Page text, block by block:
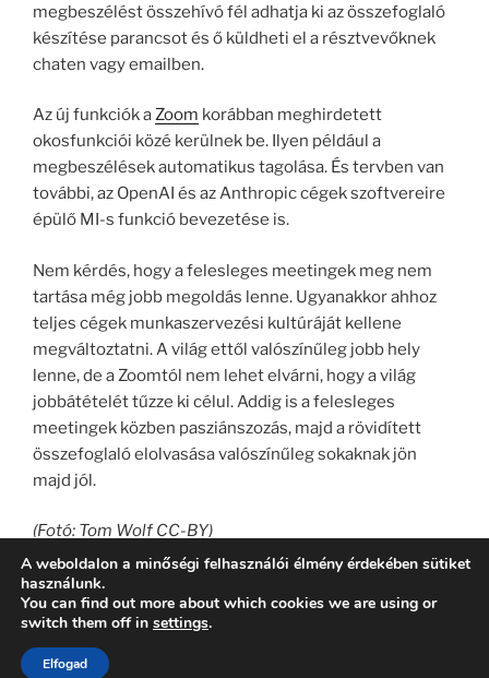
megbeszélést összehívó fél adhatja ki az összefoglaló
készítése parancsot és ő küldheti el a résztvevőknek
chaten vagy emailben.
Az új funkciók aZoom korábban meghirdetett
okosfunkciói közé kerülnek be. Ilyen például a
megbeszélések automatikus tagolása. És tervben van
további, az OpenAI és az Anthropic cégek szoftvereire
épülő MI-s funkció bevezetése is.
Nem kérdés, hogy a felesleges meetingek meg nem
tartása még jobb megoldás lenne. Ugyanakkor ahhoz
teljes cégek munkaszervezési kultúráját kellene
megváltoztatni. A világ ettől valószínűleg jobb hely
lenne, de a Zoomtól nem lehet elvárni, hogy a világ
jobbátételét tűzze ki célul. Addig is a felesleges
meetingek közben pasziánszozás, majd a rövidített
összefoglaló elolvasása valószínűleg sokaknak jön
majd jól.
(Fotó: Tom Wolf CC-BY)
Köszönjük WordPress!
A weboldalon a minőségi felhasználói élmény érdekében sütiket
használunk.
You can find out more about which cookies we are using or
switch them off in settings.
Elfogad